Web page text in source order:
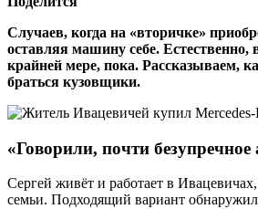
Случаев, когда на «вторичке»
оставляя машину себе. Естественно,
крайней мере, пока. Рассказываем,
браться кузовщики.
«Говорили, почти
Сергей живёт и работает в
семьи. Подходящий вариант